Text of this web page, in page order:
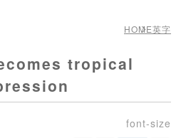
HOME英字
tropical